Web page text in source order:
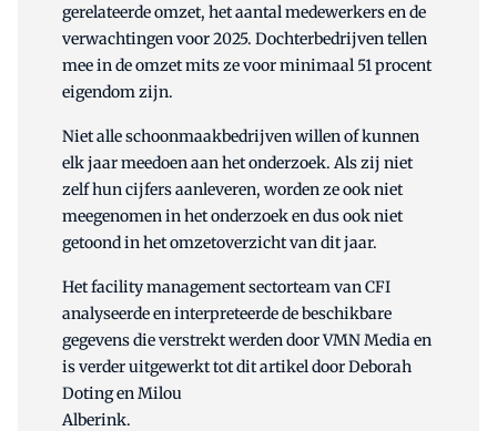
gerelateerde omzet, het aantal medewerkers en de
verwachtingen voor 2025. Dochterbedrijven tellen
mee in de omzet mits ze voor minimaal 51 procent
eigendom zijn.
Niet alle schoonmaakbedrijven willen of kunnen
elk jaar meedoen aan het onderzoek. Als zij niet
zelf hun cijfers aanleveren, worden ze ook niet
meegenomen in het onderzoek en dus ook niet
getoond in het omzetoverzicht van dit jaar.
Het facility management sectorteam van CFI
analyseerde en interpreteerde de beschikbare
gegevens die verstrekt werden door VMN Media en
is verder uitgewerkt tot dit artikel door Deborah
Doting en Milou
Alberink.